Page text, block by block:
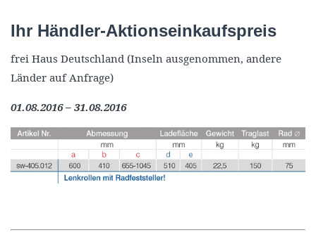
Ihr Händler-Aktionseinkaufspreis
frei Haus Deutschland (Inseln ausgenommen, andere
Länder auf Anfrage)
01.08.2016 – 31.08.2016